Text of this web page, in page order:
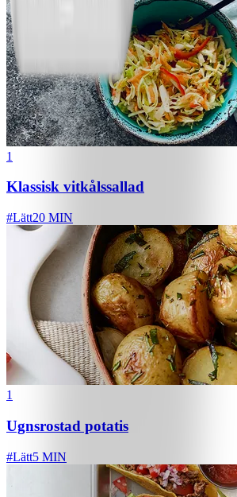
1
Klassisk vitkålssallad
#Lätt20 MIN
1
Ugnsrostad potatis
#Lätt5 MIN